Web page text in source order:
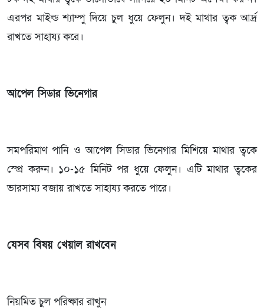
এরপর মাইল্ড শ্যাম্পু দিয়ে চুল ধুয়ে ফেলুন। দই মাথার ত্বক আর্দ্র
রাখতে সাহায্য করে।
আপেল সিডার ভিনেগার
সমপরিমাণ পানি ও আপেল সিডার ভিনেগার মিশিয়ে মাথার ত্বকে
স্প্রে করুন। ১০-১৫ মিনিট পর ধুয়ে ফেলুন। এটি মাথার ত্বকের
ভারসাম্য বজায় রাখতে সাহায্য করতে পারে।
যেসব বিষয় খেয়াল রাখবেন
নিয়মিত চুল পরিষ্কার রাখুন